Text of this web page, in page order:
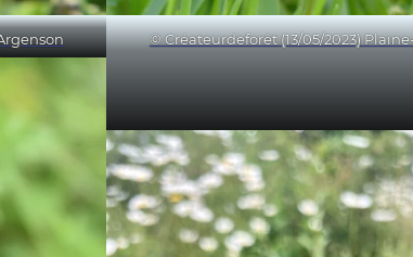
© Créateurdeforêt (13/05/2023)